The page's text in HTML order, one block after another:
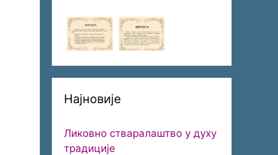
Најновије
Ликовно стваралаштво у духу
традиције